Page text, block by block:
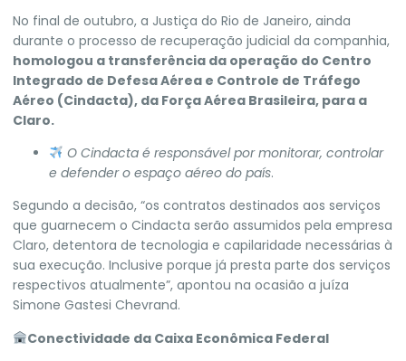
No final de outubro, a Justiça do Rio de Janeiro, ainda
durante o processo de recuperação judicial da companhia,
homologou a transferência da operação do Centro
Integrado de Defesa Aérea e Controle de Tráfego
Aéreo (Cindacta), da Força Aérea Brasileira, para a
Claro.
O Cindacta é responsável por monitorar, controlar
e defender o espaço aéreo do país.
Segundo a decisão, “os contratos destinados aos serviços
que guarnecem o Cindacta serão assumidos pela empresa
Claro, detentora de tecnologia e capilaridade necessárias à
sua execução. Inclusive porque já presta parte dos serviços
respectivos atualmente”, apontou na ocasião a juíza
Simone Gastesi Chevrand.
Conectividade da Caixa Econômica Federal